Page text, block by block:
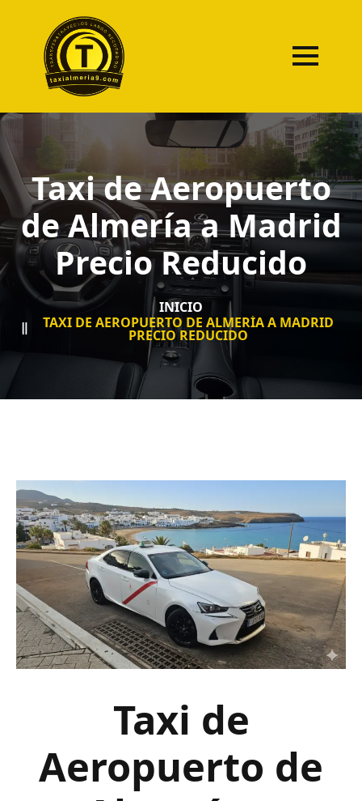
Taxi de Aeropuerto
de Almería a Madrid
Precio Reducido
INICIO
TAXI DE AEROPUERTO DE ALMERÍA A MADRID
PRECIO REDUCIDO
Taxi de
Aeropuerto de